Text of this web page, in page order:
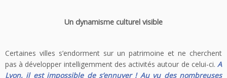
Un dynamisme culturel visible
Certaines villes s’endorment sur un patrimoine et ne cherchent
pas à développer intelligemment des activités autour de celui-ci. A
Lyon, il est impossible de s’ennuyer ! Au vu des nombreuses